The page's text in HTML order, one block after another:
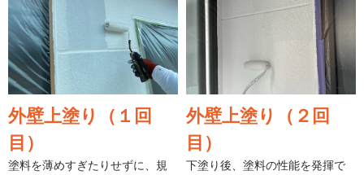
外壁上塗り（１回
目）
塗料を薄めすぎたりせずに、規
外壁上塗り（２回
目）
下塗り後、塗料の性能を発揮で